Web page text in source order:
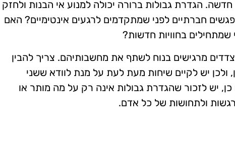
הגדרת גבולות ברורה יכולה למנוע אי הבנות ולחזק
חברתיים לפני שמתקדמים לרגעים אינטימיים? האם
שמתחילים בחוויות חדשות?
מרגישים בנוח לשתף את מחשבותיהם. צריך להבין
יש לקיים שיחות מעת לעת על מנת לוודא ששני
יש לזכור שהגדרת גבולות אינה רק על מה מותר או
ולתחושות של כל אדם.